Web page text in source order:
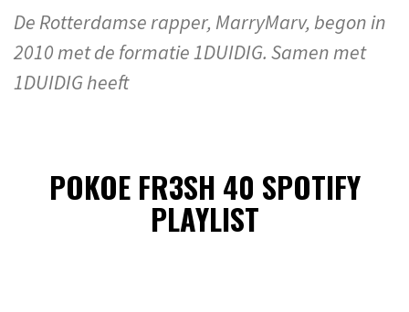
De Rotterdamse rapper, MarryMarv, begon in
2010 met de formatie 1DUIDIG. Samen met
1DUIDIG heeft
POKOE FR3SH 40 SPOTIFY
PLAYLIST